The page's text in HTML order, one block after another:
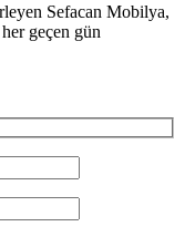
Sefacan Mobilya,
geçen gün